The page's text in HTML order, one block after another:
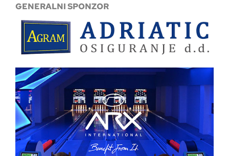
GENERALNI SPONZOR